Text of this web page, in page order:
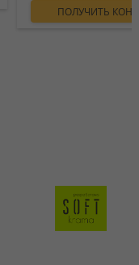
ПОЛУЧИТЬ